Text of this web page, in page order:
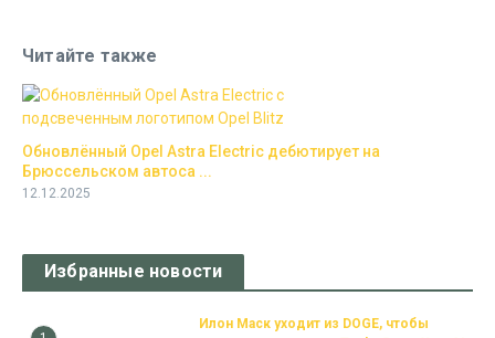
Читайте также
Обновлённый Opel Astra Electric дебютирует на
Брюссельском автоса ...
12.12.2025
Избранные новости
Илон Маск уходит из DOGE, чтобы